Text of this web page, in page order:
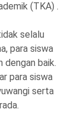
(TKA) .
selalu
para siswa
dengan baik.
para siswa
serta